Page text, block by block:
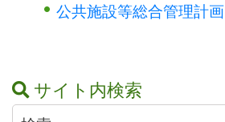
公共施設等総合管理計画
サイト内検索